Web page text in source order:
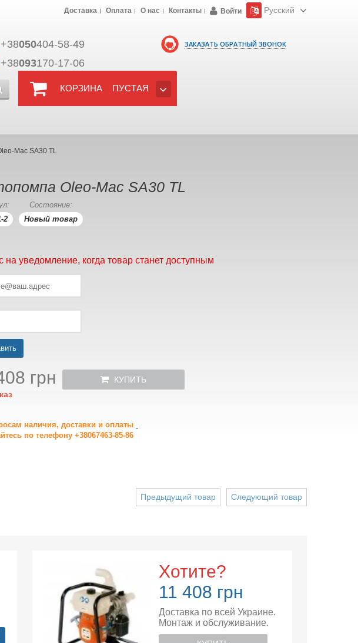
ЗАКАЗАТЬ ОБРАТНЫЙ ЗВОНОК
+38050404-58-49
+38093170-17-06
Доставка Оплата О нас Контакты Войти Русский
КОРЗИНА ПУСТАЯ
Mac SА30 ТL
Oleo-Mac SА30 ТL
2
Состояние:
Новый товар
на уведомление, когда товар станет доступным
грн КУПИТЬ
наличия, доставки и оплаты
по телефону +38067463-85-86
Следующий товар
Предыдущий товар
Хотите?
11 408 грн
Доставка по всей Украине.
Монтаж и обслуживание.